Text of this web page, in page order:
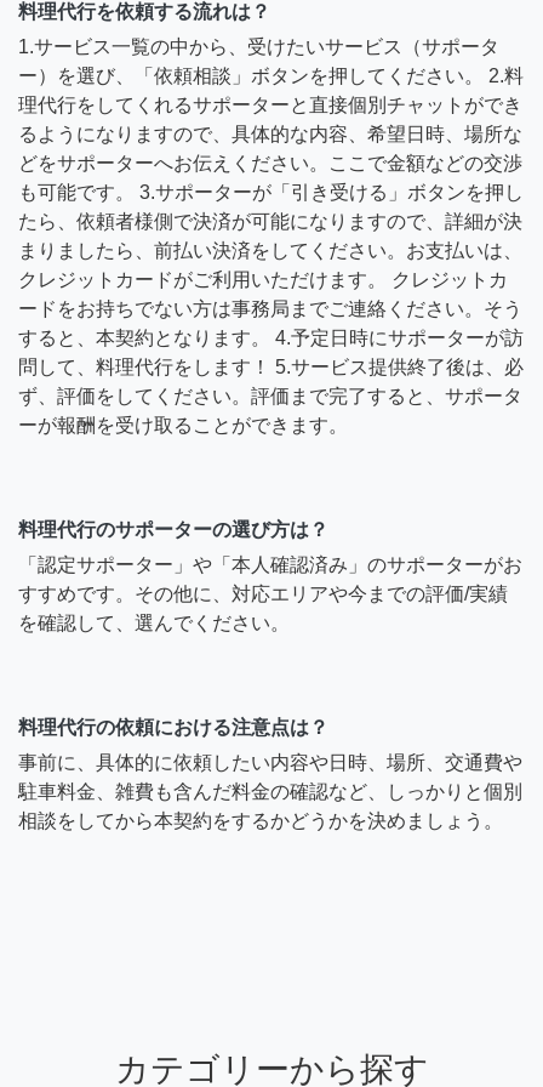
料理代行を依頼する流れは？
1.サービス一覧の中から、受けたいサービス（サポータ
ー）を選び、「依頼相談」ボタンを押してください。 2.料
理代行をしてくれるサポーターと直接個別チャットができ
るようになりますので、具体的な内容、希望日時、場所な
どをサポーターへお伝えください。ここで金額などの交渉
も可能です。 3.サポーターが「引き受ける」ボタンを押し
たら、依頼者様側で決済が可能になりますので、詳細が決
まりましたら、前払い決済をしてください。お支払いは、
クレジットカードがご利用いただけます。 クレジットカ
ードをお持ちでない方は事務局までご連絡ください。そう
すると、本契約となります。 4.予定日時にサポーターが訪
問して、料理代行をします！ 5.サービス提供終了後は、必
ず、評価をしてください。評価まで完了すると、サポータ
ーが報酬を受け取ることができます。
料理代行のサポーターの選び方は？
「認定サポーター」や「本人確認済み」のサポーターがお
すすめです。その他に、対応エリアや今までの評価/実績
を確認して、選んでください。
料理代行の依頼における注意点は？
事前に、具体的に依頼したい内容や日時、場所、交通費や
駐車料金、雑費も含んだ料金の確認など、しっかりと個別
相談をしてから本契約をするかどうかを決めましょう。
カテゴリーから探す